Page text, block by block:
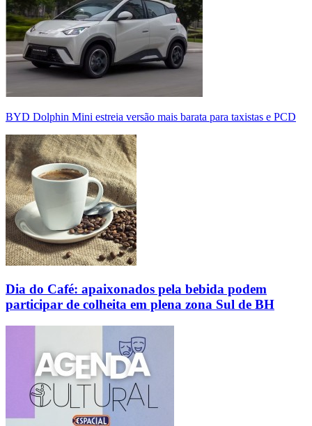
BYD Dolphin Mini estreia versão mais barata para taxistas e PCD
Dia do Café: apaixonados pela bebida podem
participar de colheita em plena zona Sul de BH